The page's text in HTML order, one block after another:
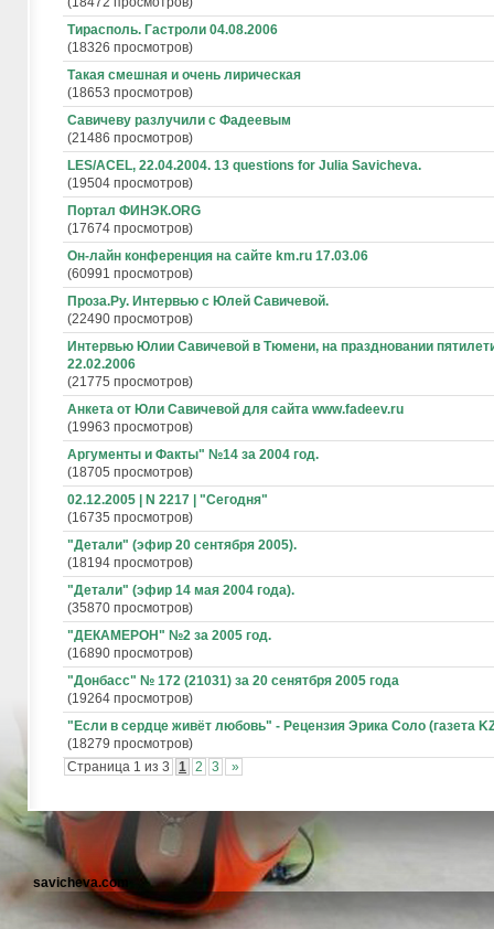
Тирасполь. Гастроли 04.08.2006
(18326 просмотров)
Такая смешная и очень лирическая
(18653 просмотров)
Савичеву разлучили с Фадеевым
(21486 просмотров)
LES/ACEL, 22.04.2004. 13 questions for Julia Savicheva.
(19504 просмотров)
Портал ФИНЭК.ORG
(17674 просмотров)
Он-лайн конференция на сайте km.ru 17.03.06
(60991 просмотров)
Проза.Ру. Интервью с Юлей Савичевой.
(22490 просмотров)
Интервью Юлии Савичевой в Тюмени, на праздновании
22.02.2006
(21775 просмотров)
Анкета от Юли Cавичевой для сайта www.fadeev.ru
(19963 просмотров)
Аргументы и Факты" №14 за 2004 год.
(18705 просмотров)
02.12.2005 | N 2217 | "Сегодня"
(16735 просмотров)
"Детали" (эфир 20 сентября 2005).
(18194 просмотров)
"Детали" (эфир 14 мая 2004 года).
(35870 просмотров)
"ДЕКАМЕРОН" №2 за 2005 год.
(16890 просмотров)
"Донбасс" № 172 (21031) за 20 сенятбря 2005 года
(19264 просмотров)
"Если в сердце живёт любовь" - Рецензия Эрика Соло (газета
(18279 просмотров)
Страница 1 из 3
1 2 3 »
savicheva.com